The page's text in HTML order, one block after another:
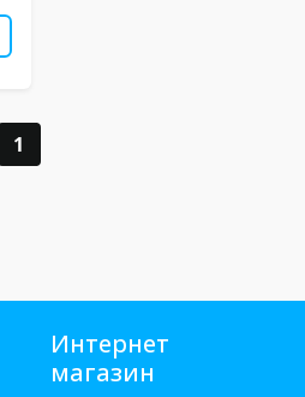
1
Интернет
магазин